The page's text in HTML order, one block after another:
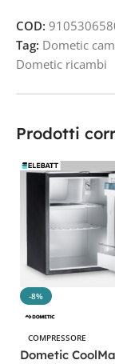
COD:
Tag: Dometic
Dometic ricambi
Prodotti
-8%
COMPRESSORE
Dometic